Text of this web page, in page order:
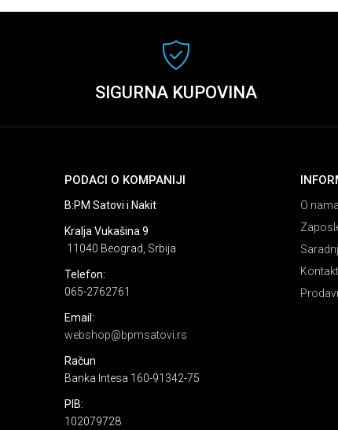
SIGURNA KUPOVINA
PODACI O KOMPANIJI
B:PM Satovi i Nakit
Kralja Vukašina 9
11040 Beograd, Srbija
Telefon:
065-2762761
Email:
webshop@bpmsatovi.rs
Račun
Banka Intesa 160-91342-75
PIB:
102079728
O nama
Kontakt